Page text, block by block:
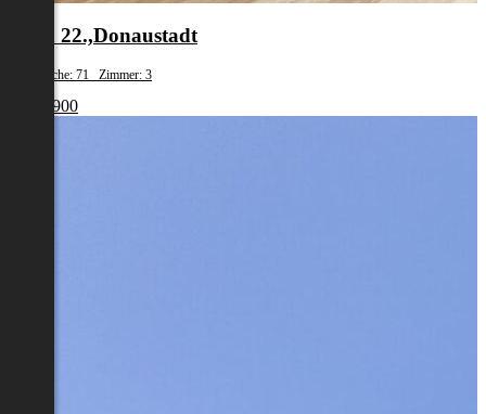
Wien 22.,Donaustadt
Wohnfläche: 71 Zimmer: 3
€ 440 900